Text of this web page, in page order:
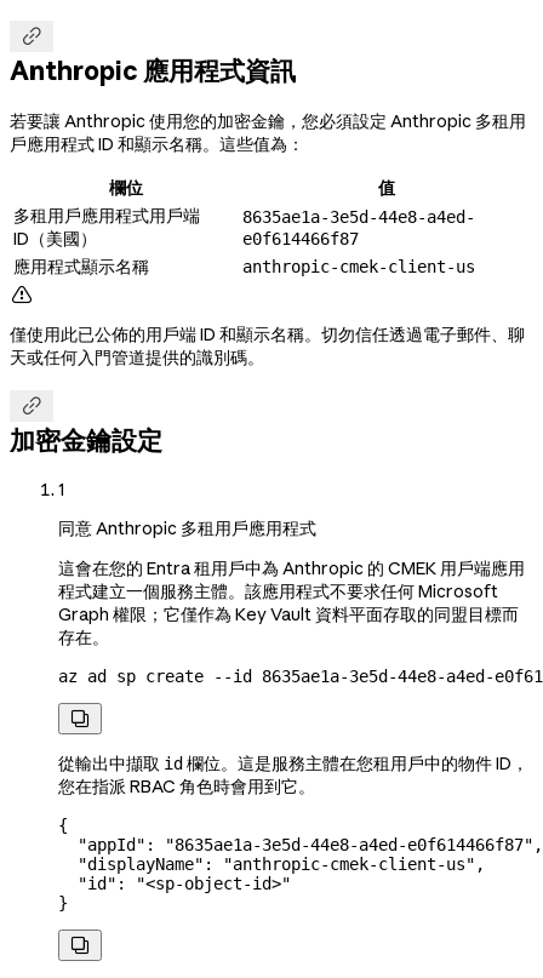

Anthropic 應用程式資訊
若要讓 Anthropic 使用您的加密金鑰，您必須設定 Anthropic 多租用
戶應用程式 ID 和顯示名稱。這些值為：
欄位
值
多租用戶應用程式用戶端
ID（美國）
8635ae1a-3e5d-44e8-a4ed-
e0f614466f87
應用程式顯示名稱 anthropic-cmek-client-us

僅使用此已公佈的用戶端 ID 和顯示名稱。切勿信任透過電子郵件、聊
天或任何入門管道提供的識別碼。

加密金鑰設定
1
同意 Anthropic 多租用戶應用程式
這會在您的 Entra 租用戶中為 Anthropic 的 CMEK 用戶端應用
程式建立一個服務主體。該應用程式不要求任何 Microsoft
Graph 權限；它僅作為 Key Vault 資料平面存取的同盟目標而
存在。
az ad sp create --id 8635ae1a-3e5d-44e8-a4ed-

從輸出中擷取 id 欄位。這是服務主體在您租用戶中的物件 ID，
您在指派 RBAC 角色時會用到它。
{
  "appId"
: "8635ae1a-3e5d-44e8-a4ed-e0f614466f87" ,
  "displayName"
: "anthropic-cmek-client-us" ,
  "id"
:
"<sp-object-id>"
}
